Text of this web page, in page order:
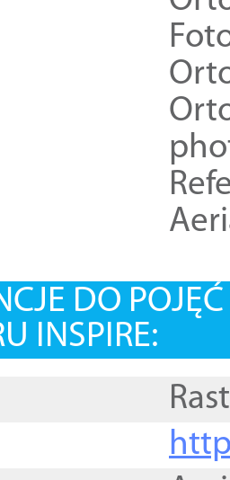
DO
INSPIRE: